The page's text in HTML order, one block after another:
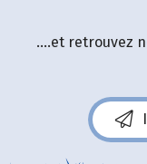
....et retrouvez